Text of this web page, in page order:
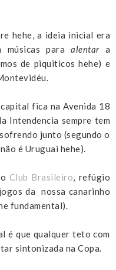
hehe, a ideia inicial era
músicas paraalentara
de piquiticos hehe) e
fica na Avenida 18
Intendencia sempre tem
junto (segundo o
é Uruguai hehe).
Club Brasileiro, refúgio
da nossa canarinho
fundamental).
é que qualquer teto com
sintonizada na Copa.